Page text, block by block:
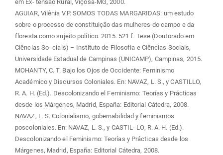
em Ex- tensão Rural, Viçosa-MG, 2000.
AGUIAR, Vilênia V.P. SOMOS TODAS MARGARIDAS: um estudo
sobre o processo de constituição das mulheres do campo e da
floresta como sujeito político. 2015. 521 f. Tese (Doutorado em
Ciências So- ciais) – Instituto de Filosofia e Ciências Sociais,
Universidade Estadual de Campinas (UNICAMP), Campinas, 2015.
MOHANTY, C. T. Bajo los Ojos de Occidente: Feminismo
Académico y Discursos Coloniales. En: NAVAZ, L. S., y CASTILLO,
R. A. H. (Ed.). Descolonizando el Feminismo: Teorías y Prácticas
desde los Márgenes, Madrid, España: Editorial Cátedra, 2008.
NAVAZ, L. S. Colonialismo, gobernabilidad y feminismos
poscoloniales. En: NAVAZ, L. S., y CASTIL- LO, R. A. H. (Ed.).
Descolonizando el Feminismo: Teorías y Prácticas desde los
Márgenes, Madrid, España: Editorial Cátedra, 2008.